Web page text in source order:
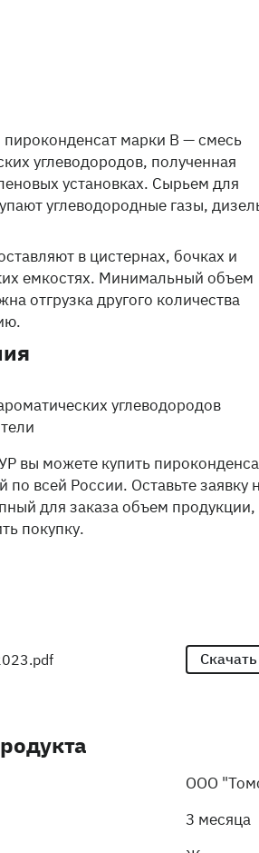
марки B — смесь
углеводородов, полученная
установках. Сырьем для
углеводородные газы,
в цистернах, бочках и
емкостях. Минимальный объем
отгрузка другого количества
углеводородов
вы можете купить
по всей России. Оставьте заявку
для заказа объем продукции,
покупку.
Скачать
ООО
3 месяца